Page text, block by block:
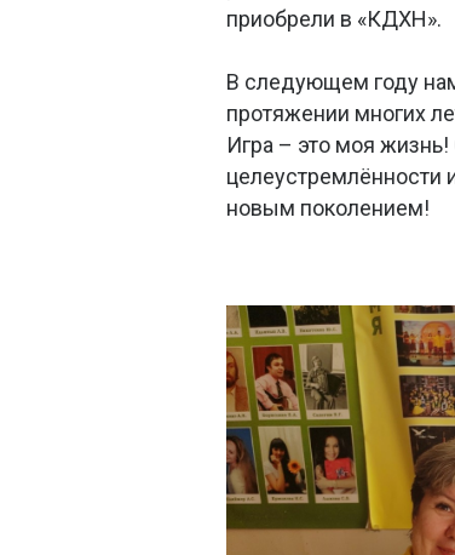
приобрели в «КДХН».
В следующем году нам
протяжении многих
Игра – это моя жизнь!
целеустремлённости
новым поколением!